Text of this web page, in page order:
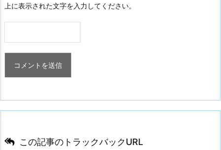
上に表示された文字を入力してください。
この記事のトラックバックURL